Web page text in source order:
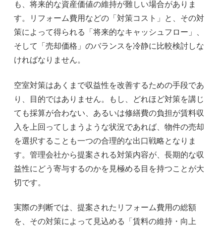
も、将来的な資産価値の維持が難しい場合がありま
す。リフォーム費用などの「対策コスト」と、その対
策によって得られる「将来的なキャッシュフロー」、
そして「売却価格」のバランスを冷静に比較検討しな
ければなりません。
空室対策はあくまで収益性を改善するための手段であ
り、目的ではありません。もし、どれほど対策を講じ
ても採算が合わない、あるいは修繕費の負担が賃料収
入を上回ってしまうような状況であれば、物件の売却
を選択することも一つの合理的な出口戦略となりま
す。管理会社から提案される対策内容が、長期的な収
益性にどう寄与するのかを見極める目を持つことが大
切です。
実際の判断では、提案されたリフォーム費用の総額
を、その対策によって見込める「賃料の維持・向上